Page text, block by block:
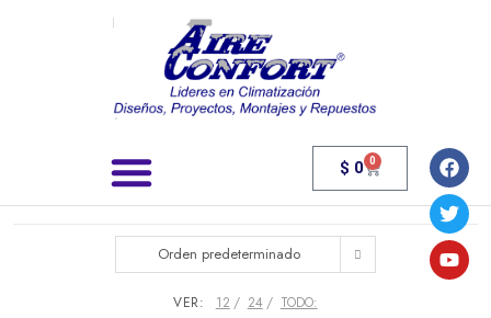
$ 0 0
Orden predeterminado
VER: 12 24 TODO: